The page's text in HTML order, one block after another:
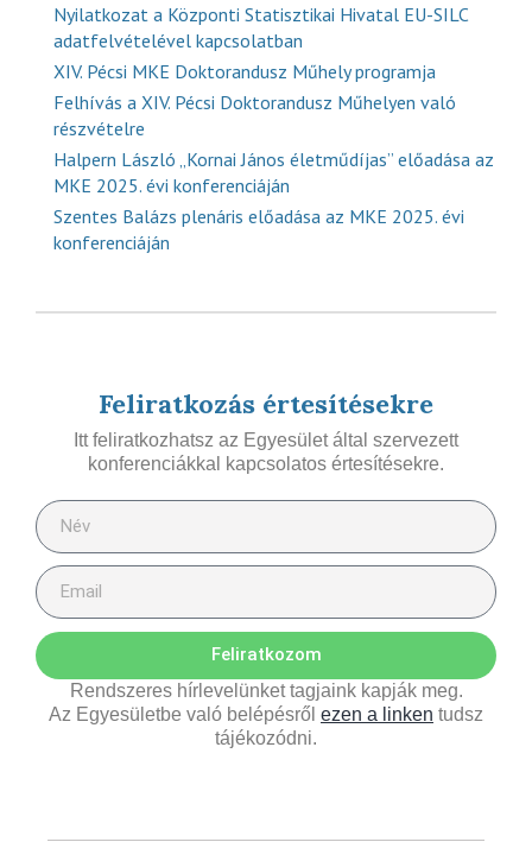
Nyilatkozat a Központi Statisztikai Hivatal EU-SILC
adatfelvételével kapcsolatban
XIV. Pécsi MKE Doktorandusz Műhely programja
Felhívás a XIV. Pécsi Doktorandusz Műhelyen való
részvételre
Halpern László „Kornai János életműdíjas” előadása az
MKE 2025. évi konferenciáján
Szentes Balázs plenáris előadása az MKE 2025. évi
konferenciáján
Feliratkozás értesítésekre
Itt feliratkozhatsz az Egyesület által szervezett
konferenciákkal kapcsolatos értesítésekre.
Feliratkozom
Rendszeres hírlevelünket tagjaink kapják meg.
Az Egyesületbe való belépésről ezen a linken tudsz
tájékozódni.